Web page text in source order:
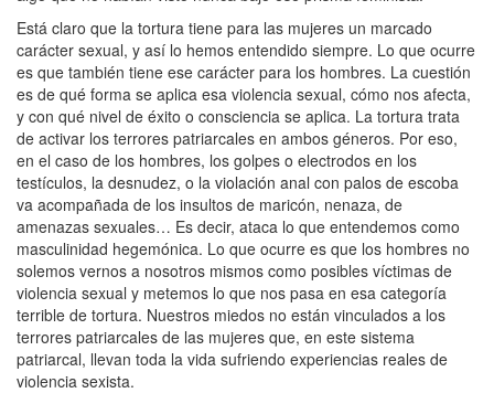
Está claro que la tortura tiene para las mujeres un marcado
carácter sexual, y así lo hemos entendido siempre. Lo que ocurre
es que también tiene ese carácter para los hombres. La cuestión
es de qué forma se aplica esa violencia sexual, cómo nos afecta,
y con qué nivel de éxito o consciencia se aplica. La tortura trata
de activar los terrores patriarcales en ambos géneros. Por eso,
en el caso de los hombres, los golpes o electrodos en los
testículos, la desnudez, o la violación anal con palos de escoba
va acompañada de los insultos de maricón, nenaza, de
amenazas sexuales… Es decir, ataca lo que entendemos como
masculinidad hegemónica. Lo que ocurre es que los hombres no
solemos vernos a nosotros mismos como posibles víctimas de
violencia sexual y metemos lo que nos pasa en esa categoría
terrible de tortura. Nuestros miedos no están vinculados a los
terrores patriarcales de las mujeres que, en este sistema
patriarcal, llevan toda la vida sufriendo experiencias reales de
violencia sexista.